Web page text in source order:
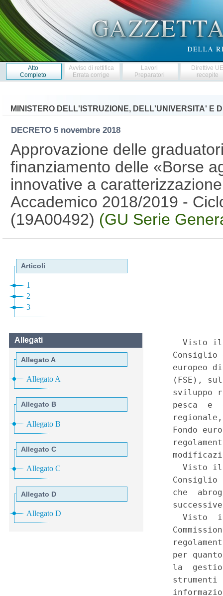
Atto
Completo
Avviso di rettifica
Errata corrige
Lavori
Preparatori
Direttive
recepite
MINISTERO DELL'ISTRUZIONE, DELL'UNIVERSITA' E
DECRETO 5 novembre 2018
Approvazione delle
finanziamento delle «Borse
innovative a
Accademico 2018/2019 -
(19A00492) (GU Serie